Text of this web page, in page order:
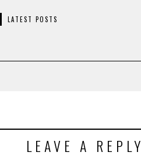
LATEST POSTS
LEAVE A REPLY